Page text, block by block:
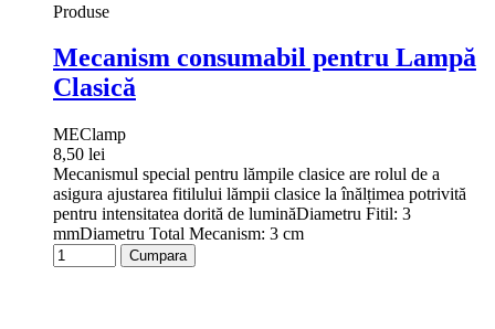
Produse
Mecanism consumabil pentru Lampă
Clasică
MEClamp
8,50 lei
Mecanismul special pentru lămpile clasice are rolul de a
asigura ajustarea fitilului lămpii clasice la înălțimea potrivită
pentru intensitatea dorită de luminăDiametru Fitil: 3
mmDiametru Total Mecanism: 3 cm
Cumpara